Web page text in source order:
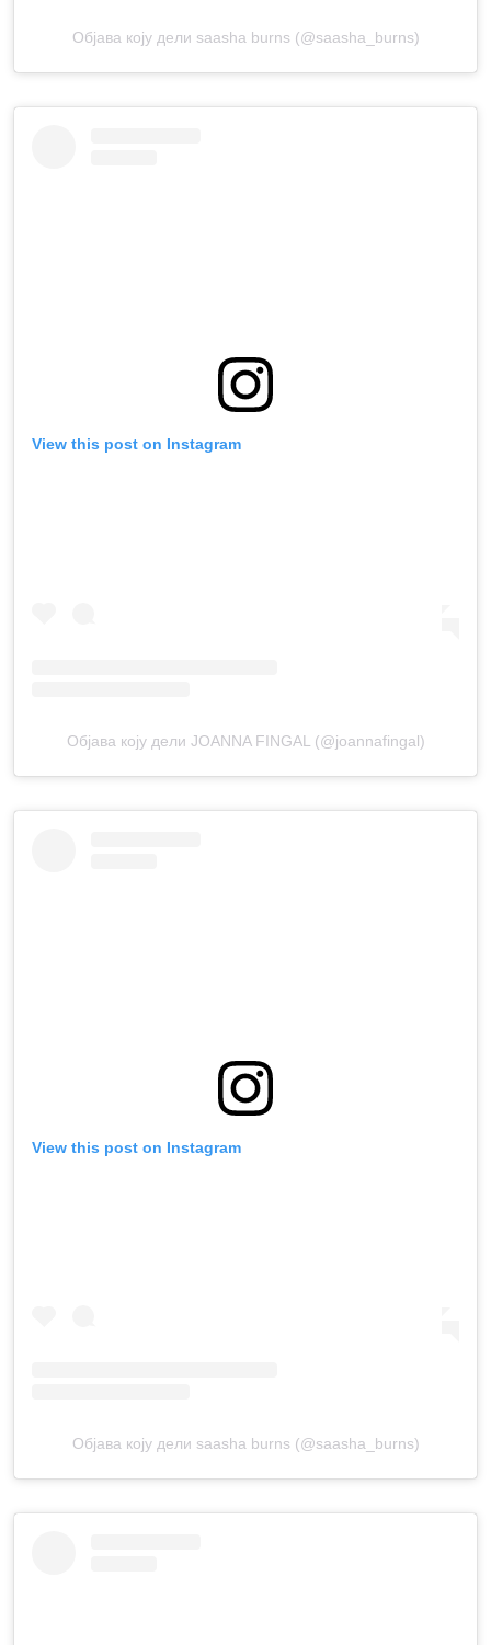
Објава коју дели saasha burns (@saasha_burns)
View this post on Instagram
Објава коју дели JOANNA FINGAL (@joannafingal)
View this post on Instagram
Објава коју дели saasha burns (@saasha_burns)